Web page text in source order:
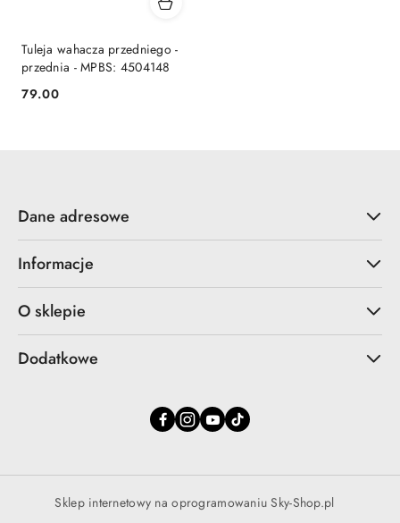
Tuleja wahacza przedniego -
przednia - MPBS: 4504148
Cena:
79.00
Dane adresowe
Informacje
O sklepie
Dodatkowe
Sklep internetowy na oprogramowaniu Sky-Shop.pl